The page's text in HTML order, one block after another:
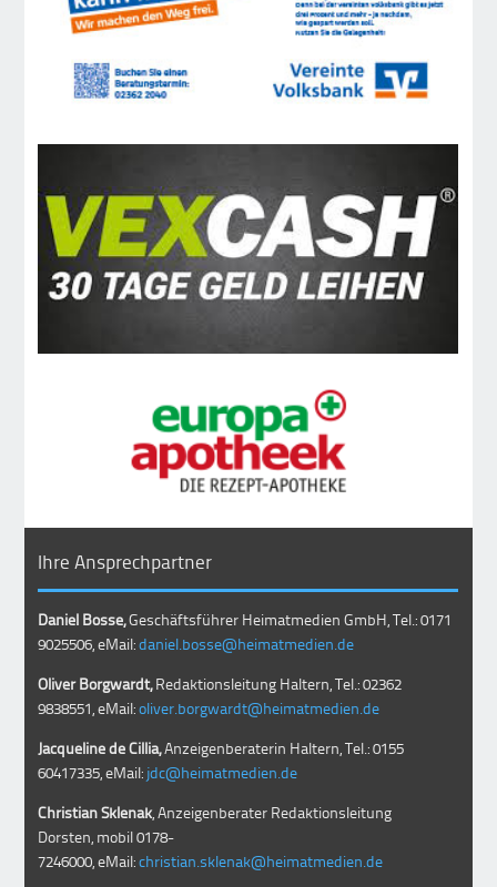
Ihre Ansprechpartner
Daniel Bosse,Geschäftsführer Heimatmedien GmbH, Tel.: 0171
9025506, eMail:daniel.bosse@heimatmedien.de
Oliver Borgwardt,Redaktionsleitung Haltern, Tel.: 02362
9838551, eMail:oliver.borgwardt@heimatmedien.de
Jacqueline de Cillia,Anzeigenberaterin Haltern, Tel.: 0155
60417335, eMail: jdc@heimatmedien.de
Christian Sklenak, Anzeigenberater Redaktionsleitung
Dorsten, mobil0178-
7246000, eMail:christian.sklenak@heimatmedien.de